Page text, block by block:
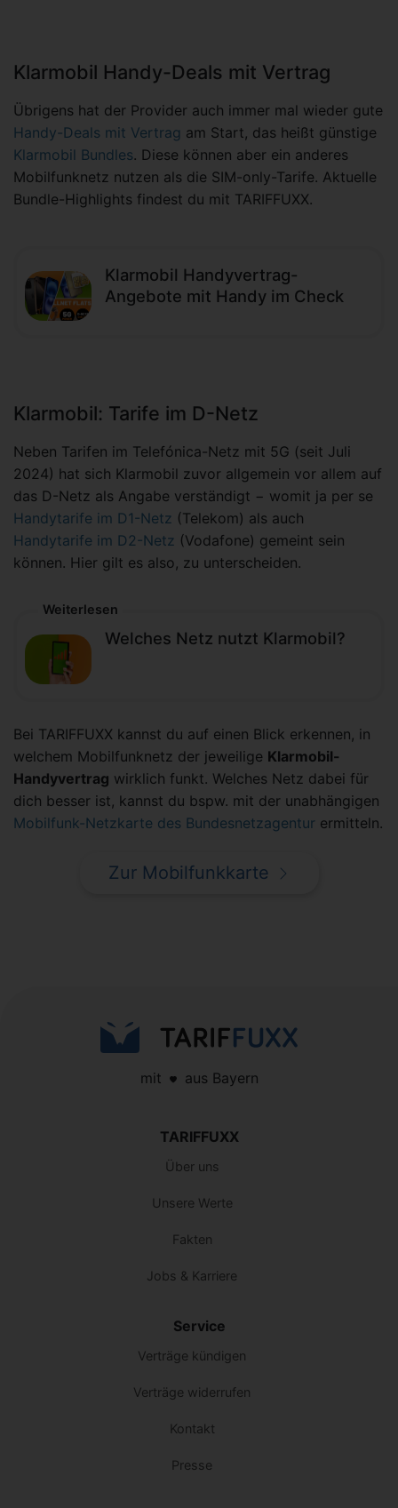
Klarmobil Handy-Deals mit Vertrag
Übrigens hat der Provider auch immer mal wieder gute
Handy-Deals mit Vertrag am Start, das heißt günstige
Klarmobil Bundles. Diese können aber ein anderes
Mobilfunknetz nutzen als die SIM-only-Tarife. Aktuelle
Bundle-Highlights findest du mit TARIFFUXX.
Klarmobil Handyvertrag-
Angebote mit Handy im Check
Klarmobil: Tarife im D-Netz
Neben Tarifen im Telefónica-Netz mit 5G (seit Juli
2024) hat sich Klarmobil zuvor allgemein vor allem auf
das D-Netz als Angabe verständigt − womit ja per se
Handytarife im D1-Netz (Telekom) als auch
Handytarife im D2-Netz (Vodafone) gemeint sein
können. Hier gilt es also, zu unterscheiden.
Weiterlesen
Welches Netz nutzt Klarmobil?
Bei TARIFFUXX kannst du auf einen Blick erkennen, in
welchem Mobilfunknetz der jeweilige Klarmobil-
Handyvertrag wirklich funkt. Welches Netz dabei für
dich besser ist, kannst du bspw. mit der unabhängigen
Mobilfunk-Netzkarte des Bundesnetzagentur ermitteln.
Zur Mobilfunkkarte
mit aus Bayern
TARIFFUXX
Über uns
Unsere Werte
Fakten
Jobs & Karriere
Service
Verträge kündigen
Verträge widerrufen
Kontakt
Presse